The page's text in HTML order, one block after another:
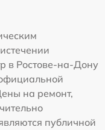
в Ростове-на-Дону
на ремонт,
публичной